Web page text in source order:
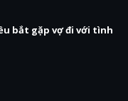
bắt gặp vợ đi với tình